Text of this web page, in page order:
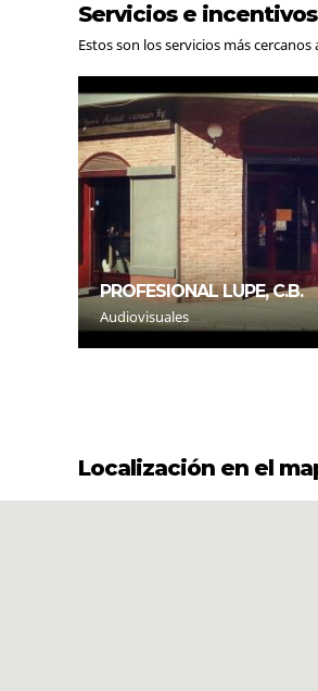
Servicios e
Estos son los servicios más
PROFESIONAL LUPE, C.B.
Audiovisuales
Localización en el